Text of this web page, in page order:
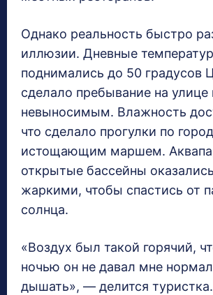
Однако реальность быстро
иллюзии. Дневные
поднимались до 50 градусов
сделало пребывание на улице
невыносимым. Влажность
что сделало прогулки по
истощающим маршем.
открытые бассейны
жаркими, чтобы спастись от
солнца.
«Воздух был такой горячий,
ночью он не давал мне
дышать», — делится